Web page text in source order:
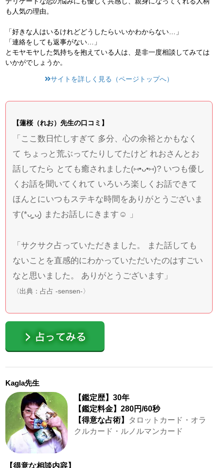
も人気の理由。
「好きな人はいるけれどどうしたらいいかわからない…」
「連絡をしても返事がない…」
とモヤモヤした気持ちを抱えている人は、是非一度相談してみては
いかがでしょうか。
サイトを詳しく見る（ページトップへ）
【蓮桜（れお）先生の口コミ】
「ここ数日忙しすぎて 多分、心の余裕とかもなく
て ちょっと荒ぶってたりしてたけど れおさんとお
話してたら とても癒されました(⑅•ᴗ•⑅)? いつも優し
くお話を聞いてくれて いろいろ楽しくお話できて
ほんとにいつもステキな時間をありがとうございま
す(*ᴗ͈ˬᴗ͈) またお話しにきます☺︎︎ 」
「サクサク占っていただきました。 また話しても
ないことを直感的にわかっていただいたのはすごい
なと思いました。 ありがとうございます」
〈出典：占占 -sensen-〉
Kagla先生
【鑑定歴】30年
【鑑定料金】280円/60秒
【得意な占術】 タロットカード・オラ
クルカード・ルノルマンカード
【得意な相談内容】